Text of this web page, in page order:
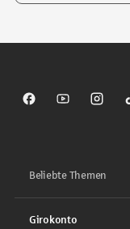
Sparkasse auf
Sparkasse
Beliebte Themen
Girokonto